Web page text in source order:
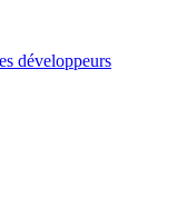
développeurs